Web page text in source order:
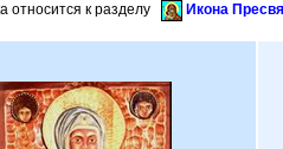
относится к разделу Икона